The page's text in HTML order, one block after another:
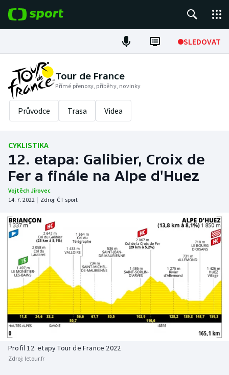
SLEDOVAT
Fotbal
Hokej
Tenis
Cyklistika
DALŠÍ SPORTY
Baseball a softbal
Basketbal
Biatlon
Boby a skeleton
Curling
Soutěže
Historické návraty
Aplikace ČT sport
AZ kvíz
Tour de France
Přímé přenosy, příběhy, novinky
Průvodce Trasa Videa
CYKLISTIKA
12. etapa: Galibier, Croix de
Fer a finále na Alpe d'Huez
Vojtěch Jírovec
14. 7. 2022 | Zdroj: ČT sport
Profil 12. etapy Tour de France 2022
Zdroj: letour.fr